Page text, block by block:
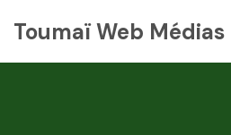
Toumaï Web Médias